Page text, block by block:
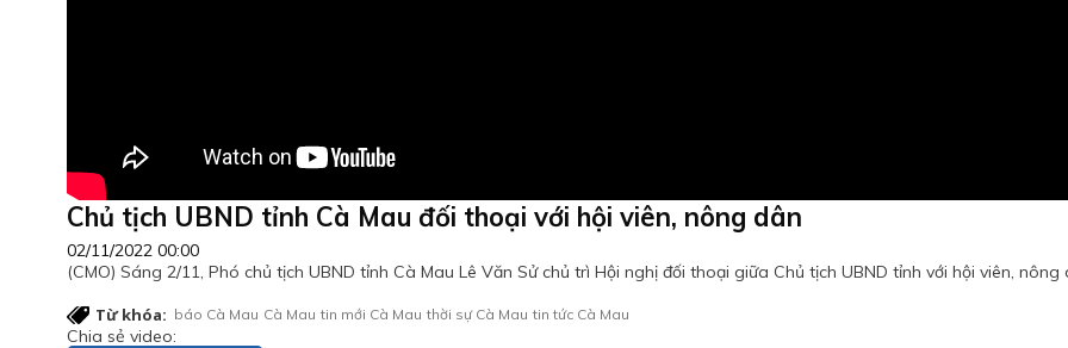
Chủ tịch UBND tỉnh Cà Mau đối thoại với hội viên, nông dân
02/11/2022 00:00
(CMO) Sáng 2/11, Phó chủ tịch UBND tỉnh Cà Mau Lê Văn Sử chủ trì Hội nghị đối thoại giữa Chủ tịch UBND tỉnh với hội viên, nông
Từ khóa: báo Cà Mau Cà Mau tin mới Cà Mau thời sự Cà Mau tin tức Cà Mau
Chia sẻ video: